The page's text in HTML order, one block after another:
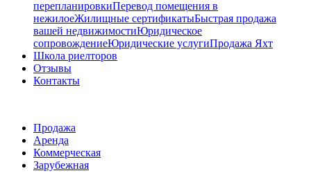
перепланировкиПеревод помещения в
нежилоеЖилищные сертификатыБыстрая продажа
вашей недвижимостиЮридическое
сопровождениеЮридические услугиПродажа Яхт
Школа риелторов
Отзывы
Контакты
Продажа
Аренда
Коммерческая
Зарубежная